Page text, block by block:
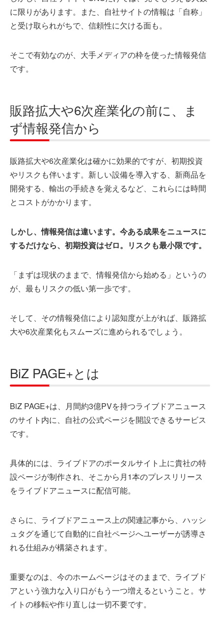
に限りがあります。また、自社サイトの情報は「自称」
と受け取られがちで、信頼性に欠ける面も。
そこで有効なのが、大手メディアの枠を使った情報発信
です。
販路拡大や6次産業化の前に、ま
ず情報発信から
販路拡大や6次産業化は確かに効果的ですが、初期投資
やリスクも伴います。新しい設備を導入する、新商品を
開発する、輸出の手続きを覚えるなど、これらには時間
とコストがかかります。
しかし、情報発信は違います。今ある成果をニュースに
するだけなら、初期投資はゼロ。リスクも最小限です。
「まずは現状のままで、情報発信から始める」というの
が、最もリスクの低い第一歩です。
そして、その情報発信により認知度が上がれば、販路拡
大や6次産業化もスムーズに進められるでしょう。
BiZ PAGE+とは
BiZ PAGE+は、月間約3億PVを持つライブドアニュース
のサイト内に、自社の公式ページを開設できるサービス
です。
具体的には、ライブドアのポータルサイト上に貴社の特
設ページが制作され、そこから月1本のプレスリリース
をライブドアニュースに配信可能。
さらに、ライブドアニュース上の関連記事から、ハッシ
ュタグを通じて自動的に自社ページへユーザーが誘導さ
れる仕組みが構築されます。
重要なのは、今のホームページはそのままで、ライブド
アという強力な入り口がもう一つ増えるということ。サ
イトの移転や作り直しは一切不要です。